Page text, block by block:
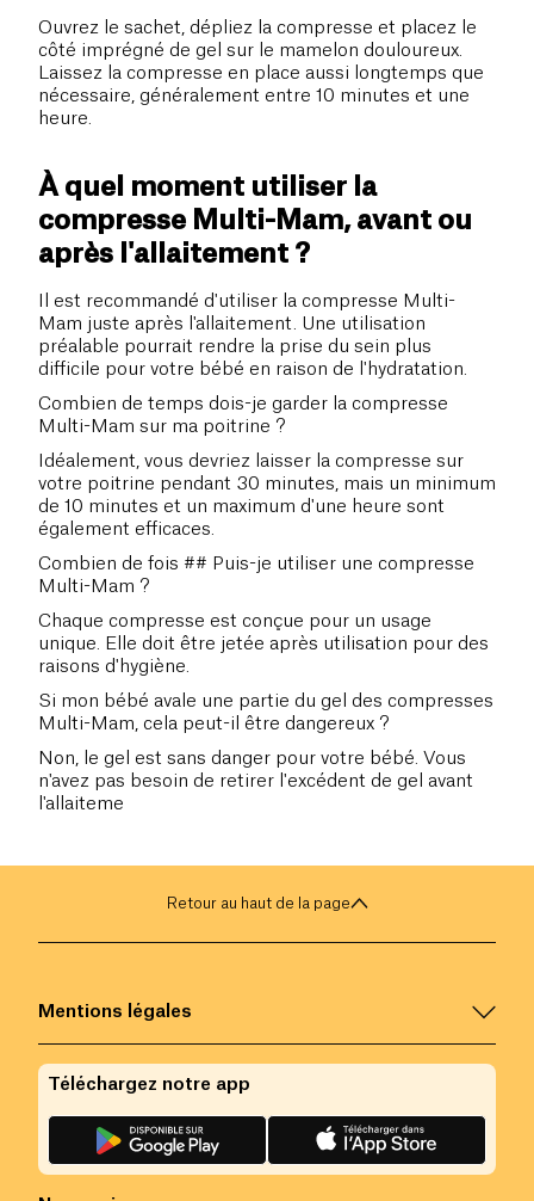
Ouvrez le sachet, dépliez la compresse et placez le
côté imprégné de gel sur le mamelon douloureux.
Laissez la compresse en place aussi longtemps que
nécessaire, généralement entre 10 minutes et une
heure.
À quel moment utiliser la
compresse Multi-Mam, avant ou
après l'allaitement ?
Il est recommandé d'utiliser la compresse Multi-
Mam juste après l'allaitement. Une utilisation
préalable pourrait rendre la prise du sein plus
difficile pour votre bébé en raison de l'hydratation.
Combien de temps dois-je garder la compresse
Multi-Mam sur ma poitrine ?
Idéalement, vous devriez laisser la compresse sur
votre poitrine pendant 30 minutes, mais un minimum
de 10 minutes et un maximum d'une heure sont
également efficaces.
Combien de fois ## Puis-je utiliser une compresse
Multi-Mam ?
Chaque compresse est conçue pour un usage
unique. Elle doit être jetée après utilisation pour des
raisons d'hygiène.
Si mon bébé avale une partie du gel des compresses
Multi-Mam, cela peut-il être dangereux ?
Non, le gel est sans danger pour votre bébé. Vous
n'avez pas besoin de retirer l'excédent de gel avant
l'allaiteme
Retour au haut de la page
Mentions légales
Téléchargez notre app